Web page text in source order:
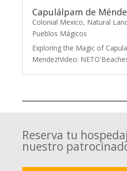
Capulálpam de
Colonial Mexico, Natural
Pueblos Mágicos
Exploring the Magic of
Mendez!Video:
Reserva tu
nuestro